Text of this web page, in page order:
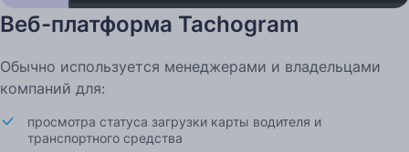
Веб-платформа Tachogram
Обычно используется менеджерами и владельцами
компаний для:
просмотра статуса загрузки карты водителя и
транспортного средства